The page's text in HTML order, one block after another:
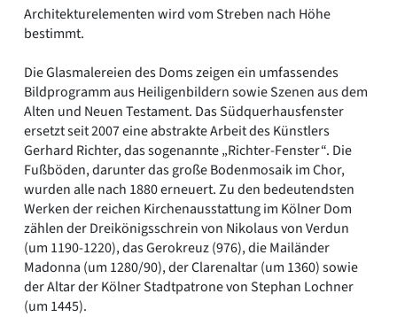
Architekturelementen wird vom Streben nach Höhe
bestimmt.
Die Glasmalereien des Doms zeigen ein umfassendes
Bildprogramm aus Heiligenbildern sowie Szenen aus dem
Alten und Neuen Testament. Das Südquerhausfenster
ersetzt seit 2007 eine abstrakte Arbeit des Künstlers
Gerhard Richter, das sogenannte „Richter-Fenster“. Die
Fußböden, darunter das große Bodenmosaik im Chor,
wurden alle nach 1880 erneuert. Zu den bedeutendsten
Werken der reichen Kirchenausstattung im Kölner Dom
zählen der Dreikönigsschrein von Nikolaus von Verdun
(um 1190-1220), das Gerokreuz (976), die Mailänder
Madonna (um 1280/90), der Clarenaltar (um 1360) sowie
der Altar der Kölner Stadtpatrone von Stephan Lochner
(um 1445).